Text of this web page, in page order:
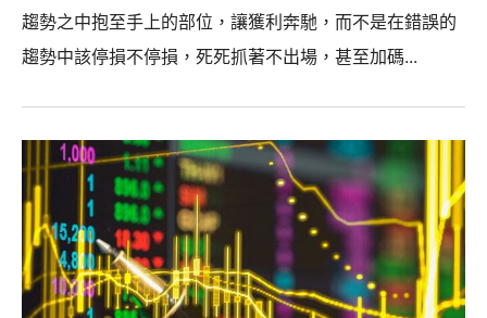
趨勢之中抱至手上的部位，讓獲利奔馳，而不是在錯誤的
趨勢中該停損不停損，死死抓著不出場，甚至加碼...